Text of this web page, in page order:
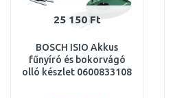
25 150 Ft
BOSCH ISIO Akkus
fűnyíró és bokorvágó
olló készlet 0600833108